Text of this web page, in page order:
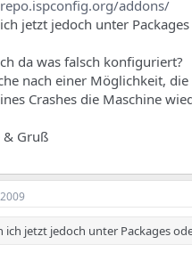
addons/
jetzt jedoch unter
da was falsch konfiguriert?
nach einer Möglichkeit,
Crashes die Maschine
& Gruß
ich jetzt jedoch unter Packages